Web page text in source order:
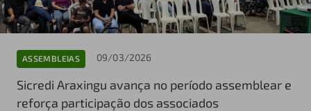
ASSEMBLEIAS 09/03/2026
Sicredi Araxingu avança no período assemblear e
reforça participação dos associados